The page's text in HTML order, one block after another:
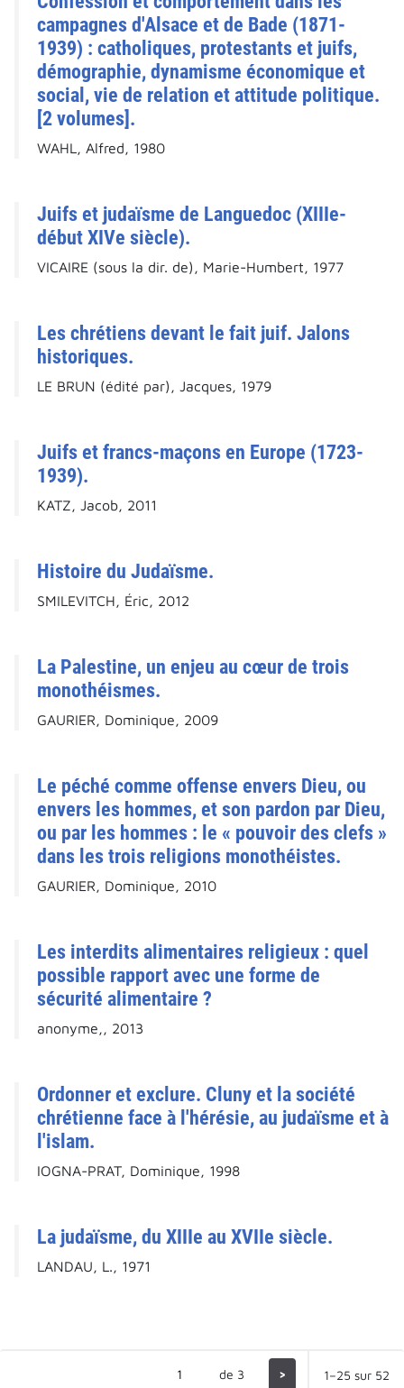
campagnes d'Alsace et de Bade (1871-
1939) : catholiques, protestants et juifs,
démographie, dynamisme économique et
social, vie de relation et attitude politique.
[2 volumes].
WAHL, Alfred, 1980
Juifs et judaïsme de Languedoc (XIIIe-
début XIVe siècle).
VICAIRE (sous la dir. de), Marie-Humbert, 1977
Les chrétiens devant le fait juif. Jalons
historiques.
LE BRUN (édité par), Jacques, 1979
Juifs et francs-maçons en Europe (1723-
1939).
KATZ, Jacob, 2011
Histoire du Judaïsme.
SMILEVITCH, Éric, 2012
La Palestine, un enjeu au cœur de trois
monothéismes.
GAURIER, Dominique, 2009
Le péché comme offense envers Dieu, ou
envers les hommes, et son pardon par Dieu,
ou par les hommes : le « pouvoir des clefs »
dans les trois religions monothéistes.
GAURIER, Dominique, 2010
Les interdits alimentaires religieux : quel
possible rapport avec une forme de
sécurité alimentaire ?
anonyme,, 2013
Ordonner et exclure. Cluny et la société
chrétienne face à l'hérésie, au judaïsme et à
l'islam.
IOGNA-PRAT, Dominique, 1998
La judaïsme, du XIIIe au XVIIe siècle.
LANDAU, L., 1971
de 3 > 1–25 sur 52